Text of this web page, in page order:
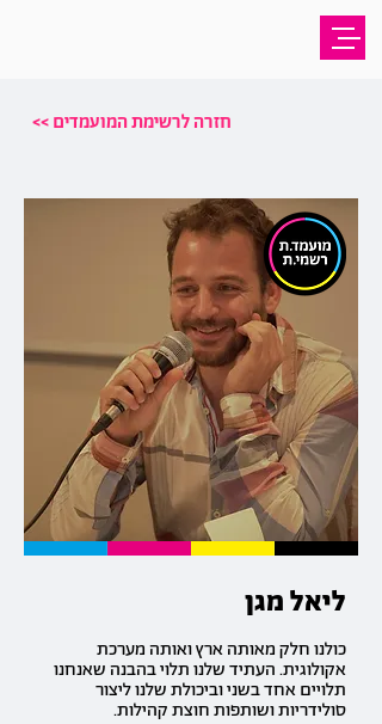
<< חזרה לרשימת המועמדים
ליאל מגן
כולנו חלק מאותה ארץ ואותה מערכת
אקולוגית. העתיד שלנו תלוי בהבנה שאנחנו
תלויים אחד בשני וביכולת שלנו ליצור
סולידריות ושותפות חוצת קהילות.